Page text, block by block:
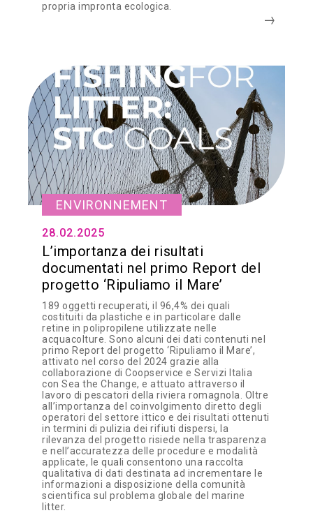
propria impronta ecologica.
ENVIRONNEMENT
28.02.2025
L’importanza dei risultati
documentati nel primo Report del
progetto ‘Ripuliamo il Mare’
189 oggetti recuperati, il 96,4% dei quali
costituiti da plastiche e in particolare dalle
retine in polipropilene utilizzate nelle
acquacolture. Sono alcuni dei dati contenuti nel
primo Report del progetto ‘Ripuliamo il Mare’,
attivato nel corso del 2024 grazie alla
collaborazione di Coopservice e Servizi Italia
con Sea the Change, e attuato attraverso il
lavoro di pescatori della riviera romagnola. Oltre
all’importanza del coinvolgimento diretto degli
operatori del settore ittico e dei risultati ottenuti
in termini di pulizia dei rifiuti dispersi, la
rilevanza del progetto risiede nella trasparenza
e nell’accuratezza delle procedure e modalità
applicate, le quali consentono una raccolta
qualitativa di dati destinata ad incrementare le
informazioni a disposizione della comunità
scientifica sul problema globale del marine
litter.